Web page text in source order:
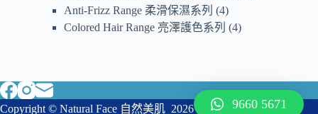
Anti-Frizz Range 柔滑保濕系列
4
Colored Hair Range 亮澤護色系列
4
Copyright © Natural Face 自然美肌 2026 9660 5671